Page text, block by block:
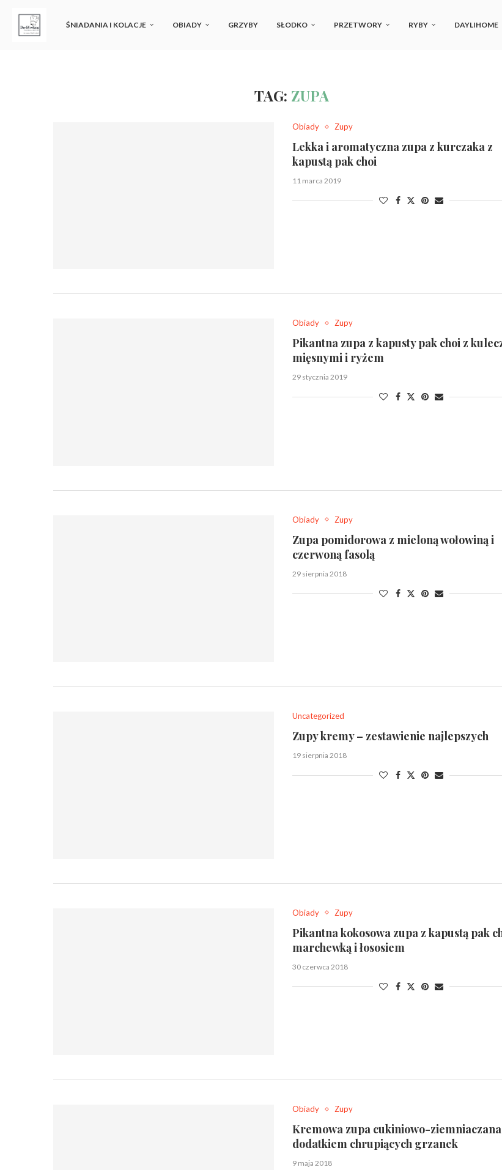
ŚNIADANIA I KOLACJE OBIADY GRZYBY SŁODKO PRZETWORY RYBY DAYLIHOME
TAG: ZUPA
Obiady Zupy
Lekka i aromatyczna zupa z kurczaka z
kapustą pak choi
11 marca 2019
Obiady Zupy
Pikantna zupa z kapusty pak choi z
mięsnymi i ryżem
29 stycznia 2019
Obiady Zupy
Zupa pomidorowa z mieloną wołowiną i
czerwoną fasolą
29 sierpnia 2018
Uncategorized
Zupy kremy – zestawienie najlepszych
19 sierpnia 2018
Obiady Zupy
Pikantna kokosowa zupa z kapustą pak
marchewką i łososiem
30 czerwca 2018
Obiady Zupy
Kremowa zupa cukiniowo-
dodatkiem chrupiących grzanek
9 maja 2018